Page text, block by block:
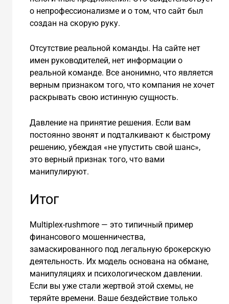
о непрофессионализме и о том, что сайт был
создан на скорую руку.
Отсутствие реальной команды. На сайте нет
имен руководителей, нет информации о
реальной команде. Все анонимно, что является
верным признаком того, что компания не хочет
раскрывать свою истинную сущность.
Давление на принятие решения. Если вам
постоянно звонят и подталкивают к быстрому
решению, убеждая «не упустить свой шанс»,
это верный признак того, что вами
манипулируют.
Итог
Multiplex-rushmore — это типичный пример
финансового мошенничества,
замаскированного под легальную брокерскую
деятельность. Их модель основана на обмане,
манипуляциях и психологическом давлении.
Если вы уже стали жертвой этой схемы, не
теряйте времени. Ваше бездействие только